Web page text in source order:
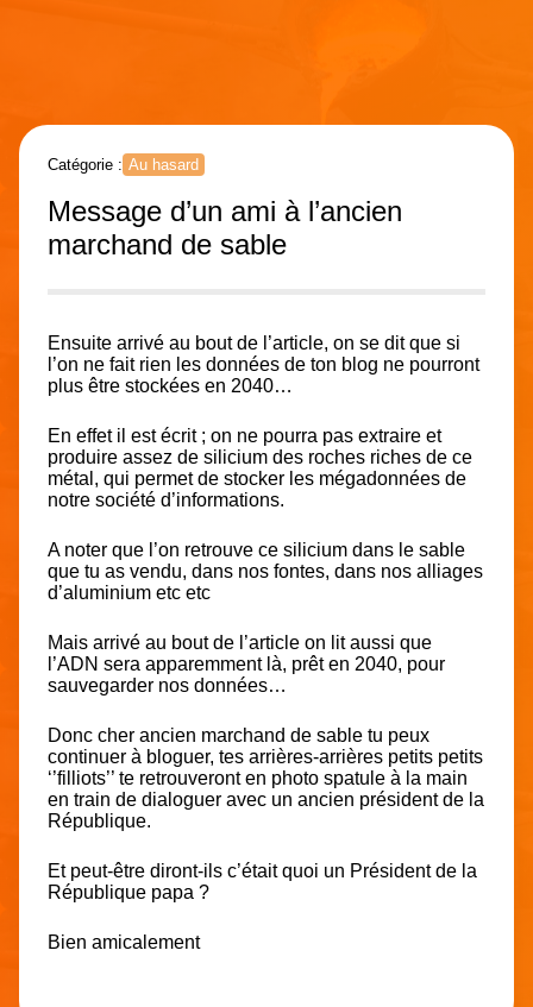
Catégorie : Au hasard
Message d’un ami à l’ancien
marchand de sable
Ensuite arrivé au bout de l’article, on se dit que si
l’on ne fait rien les données de ton blog ne pourront
plus être stockées en 2040…
En effet il est écrit ; on ne pourra pas extraire et
produire assez de silicium des roches riches de ce
métal, qui permet de stocker les mégadonnées de
notre société d’informations.
A noter que l’on retrouve ce silicium dans le sable
que tu as vendu, dans nos fontes, dans nos alliages
d’aluminium etc etc
Mais arrivé au bout de l’article on lit aussi que
l’ADN sera apparemment là, prêt en 2040, pour
sauvegarder nos données…
Donc cher ancien marchand de sable tu peux
continuer à bloguer, tes arrières-arrières petits petits
‘’filliots’’ te retrouveront en photo spatule à la main
en train de dialoguer avec un ancien président de la
République.
Et peut-être diront-ils c’était quoi un Président de la
République papa ?
Bien amicalement